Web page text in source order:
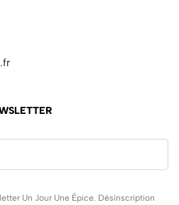
Un Jour Une Épice. Désinscription